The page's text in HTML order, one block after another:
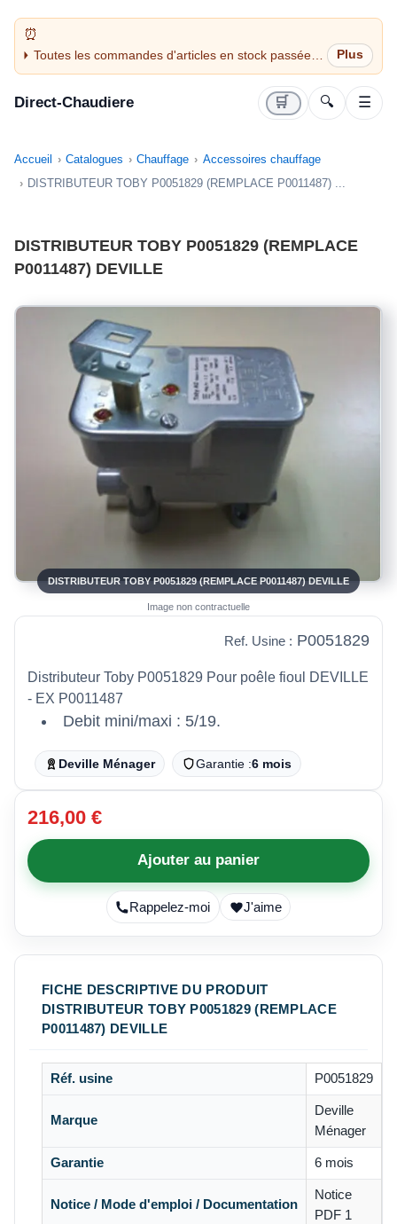
Toutes les commandes d'articles en stock passées
avant 14H sont expédiées le jour même (jours
Direct-Chaudiere 🛒 🔍 ☰
Accueil Catalogues Chauffage
Accessoires chauffage
DISTRIBUTEUR TOBY P0051829 (REMPLACE P0011487) ...
DISTRIBUTEUR TOBY P0051829 (REMPLACE
P0011487) DEVILLE
DISTRIBUTEUR TOBY P0051829 (REMPLACE P0011487) DEVILLE
Image non contractuelle
Ref. Usine : P0051829
Distributeur Toby P0051829 Pour poêle fioul DEVILLE
- EX P0011487
Debit mini/maxi : 5/19.
Deville Ménager Garantie :6 mois
216,00 €
Ajouter au panier
Rappelez-moi J'aime
FICHE DESCRIPTIVE DU PRODUIT
DISTRIBUTEUR TOBY P0051829 (REMPLACE
P0011487) DEVILLE
Réf. usine P0051829
Marque
Deville
Ménager
Garantie 6 mois
Notice / Mode d'emploi / Documentation
Notice
PDF 1